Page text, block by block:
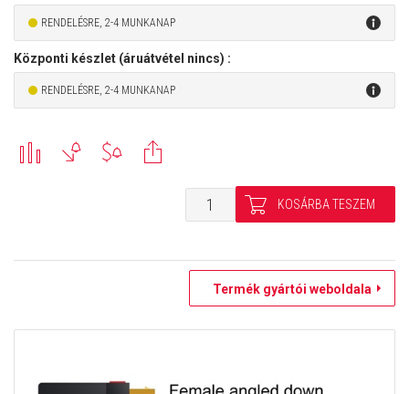
RENDELÉSRE, 2-4 MUNKANAP
Központi készlet (áruátvétel nincs) :
RENDELÉSRE, 2-4 MUNKANAP
Termék gyártói weboldala